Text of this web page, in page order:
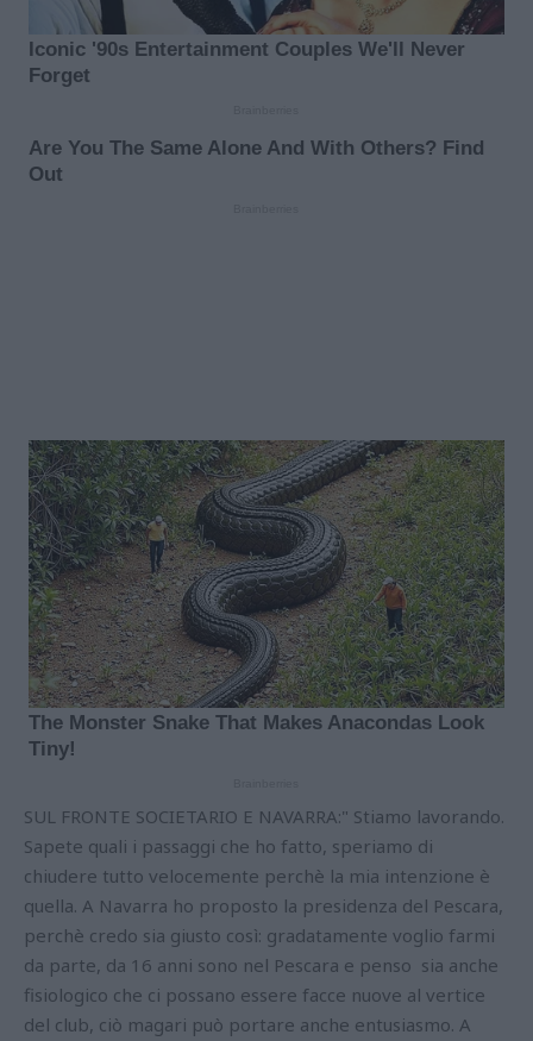
SUL FRONTE SOCIETARIO E NAVARRA:" Stiamo lavorando.
Sapete quali i passaggi che ho fatto, speriamo di
chiudere tutto velocemente perchè la mia intenzione è
quella. A Navarra ho proposto la presidenza del Pescara,
perchè credo sia giusto così: gradatamente voglio farmi
da parte, da 16 anni sono nel Pescara e penso sia anche
fisiologico che ci possano essere facce nuove al vertice
del club, ciò magari può portare anche entusiasmo. A